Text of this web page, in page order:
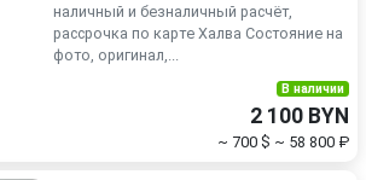
наличный и безналичный расчёт,
рассрочка по карте Халва Состояние на
фото, оригинал,...
В наличии
2 100 BYN
~ 700 $ ~ 58 800 ₽